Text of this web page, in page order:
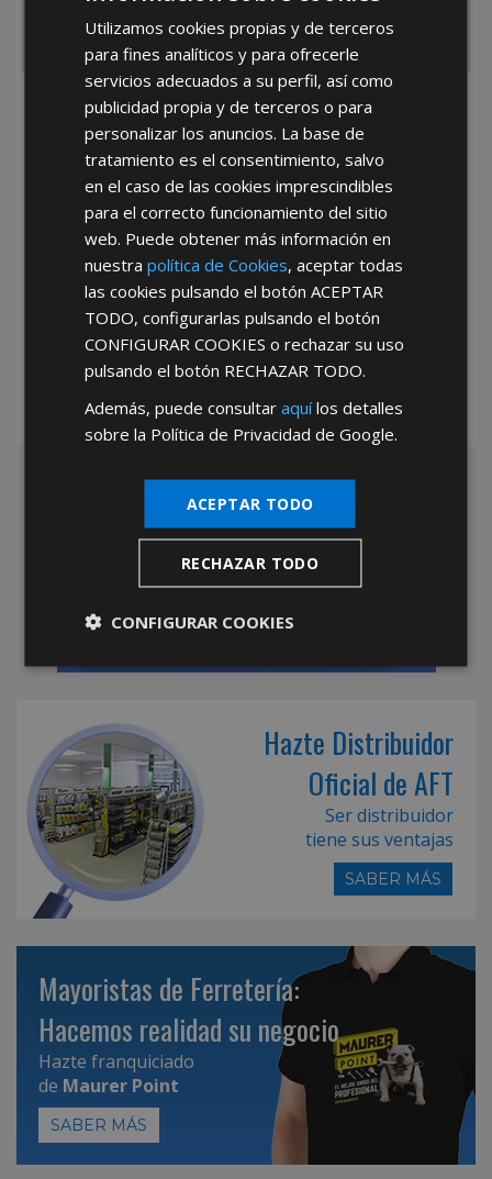
He leído y acepto la Política de Privacidad
*Abstenerse particulares, sólo venta a tiendas y empresas minoristas y
Hazte Distribuidor
Oficial de AFT
Ser distribuidor
tiene sus ventajas
SABER MÁS
Mayoristas de Ferretería:
Hacemos realidad su negocio
Hazte franquiciado
de Maurer Point
SABER MÁS
Utilizamos cookies propias y de terceros
para fines analíticos y para ofrecerle
servicios adecuados a su perfil, así como
publicidad propia y de terceros o para
personalizar los anuncios. La base de
tratamiento es el consentimiento, salvo
en el caso de las cookies imprescindibles
para el correcto funcionamiento del sitio
web. Puede obtener más información en
nuestrapolítica de Cookies, aceptar todas
las cookies pulsando el botónACEPTAR
TODO, configurarlas pulsando el botón
CONFIGURAR COOKIES o rechazar su uso
pulsando el botón RECHAZAR TODO.
Además, puede consultaraquílos detalles
sobre la Política de Privacidad de Google.
ACEPTAR TODO
RECHAZAR TODO
CONFIGURAR COOKIES